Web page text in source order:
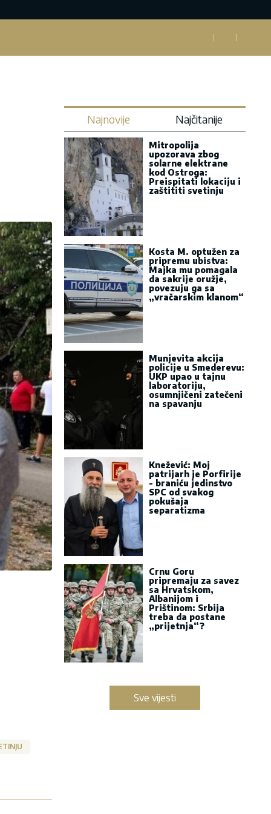
Najnovije Najčitanije
Mitropolija
upozorava zbog
solarne elektrane
kod Ostroga:
Preispitati lokaciju i
zaštititi svetinju
Kosta M. optužen za
pripremu ubistva:
Majka mu pomagala
da sakrije oružje,
povezuju ga sa
„vračarskim klanom“
Munjevita akcija
policije u Smederevu:
UKP upao u tajnu
laboratoriju,
osumnjičeni zatečeni
na spavanju
Knežević: Moj
patrijarh je Porfirije
- braniću jedinstvo
SPC od svakog
pokušaja
separatizma
Crnu Goru
pripremaju za savez
sa Hrvatskom,
Albanijom i
Prištinom: Srbija
treba da postane
„prijetnja“?
Sve vijesti